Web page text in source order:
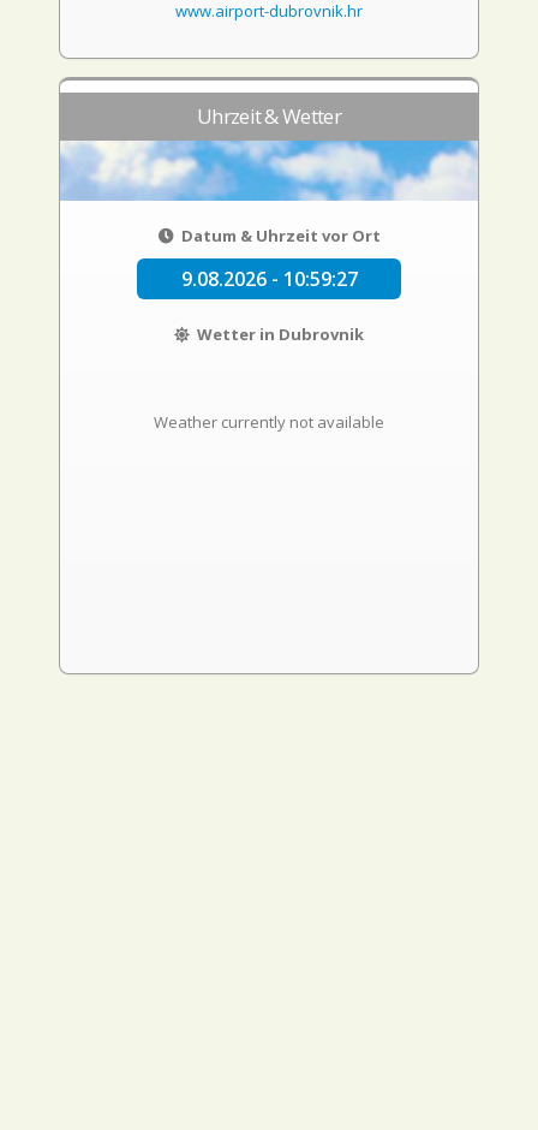
www.airport-dubrovnik.hr
Uhrzeit & Wetter
Datum & Uhrzeit vor Ort
9.08.2026 - 10:59:27
Wetter in Dubrovnik
Weather currently not available